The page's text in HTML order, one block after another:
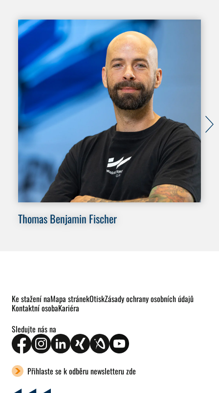
Thomas Benjamin Fischer
Ke stažení naMapa stránekOtiskZásady ochrany osobních údajů
Kontaktní osobaKariéra
Sledujte nás na
Přihlaste se k odběru newsletteru zde